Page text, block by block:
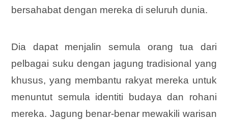
bersahabat dengan mereka di seluruh dunia.
Dia dapat menjalin semula orang tua dari
pelbagai suku dengan jagung tradisional yang
khusus, yang membantu rakyat mereka untuk
menuntut semula identiti budaya dan rohani
mereka. Jagung benar-benar mewakili warisan